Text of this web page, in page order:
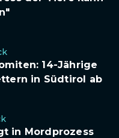
14-Jährige
in Südtirol ab
in Mordprozess